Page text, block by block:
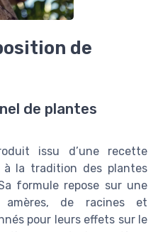
de
de plantes
issu d’une recette
à la tradition des plantes
formule repose sur une
amères, de racines et
pour leurs effets sur le